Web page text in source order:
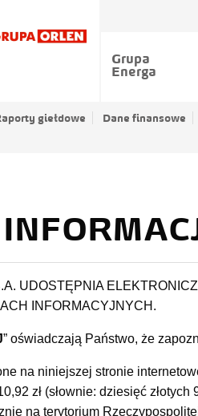
Grupa
Energa
giełdowe Dane finansowe
UDOSTĘPNIA
INFORMACYJNYCH.
” oświadczają Państwo, że
na niniejszej stronie
zł (słownie: dziesięć
na terytorium